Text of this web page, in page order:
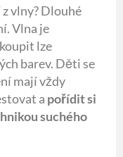
vlny? Dlouhé
Vlna je
lze
barev. Děti se
mají vždy
a pořídit si
suchého